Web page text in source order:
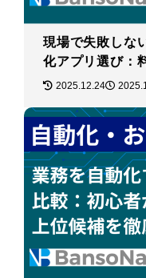
現場で失敗しな
化アプリ選び：
2025.12.24